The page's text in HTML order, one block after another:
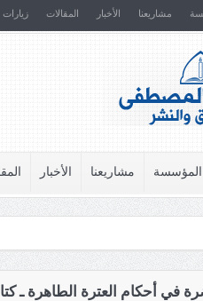
مشاريعنا الأخبار المقالات زيارات
مشاريعنا الأخبار
في أحكام العترة الطاهرة ـ